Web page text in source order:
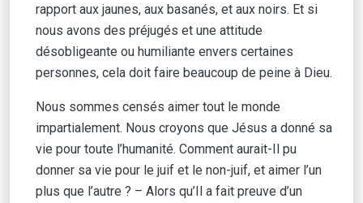
rapport aux jaunes, aux basanés, et aux noirs. Et si
nous avons des préjugés et une attitude
désobligeante ou humiliante envers certaines
personnes, cela doit faire beaucoup de peine à Dieu.
Nous sommes censés aimer tout le monde
impartialement. Nous croyons que Jésus a donné sa
vie pour toute l’humanité. Comment aurait-Il pu
donner sa vie pour le juif et le non-juif, et aimer l’un
plus que l’autre ? – Alors qu’Il a fait preuve d’un